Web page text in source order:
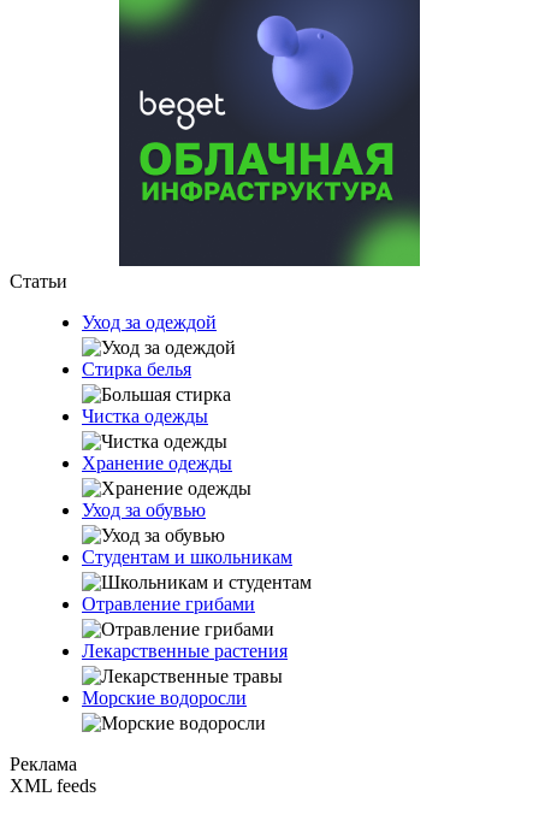
Статьи
Уход за одеждой
Стирка белья
Чистка одежды
Хранение одежды
Уход за обувью
Студентам и школьникам
Отравление грибами
Лекарственные растения
Морские водоросли
Реклама
XML feeds